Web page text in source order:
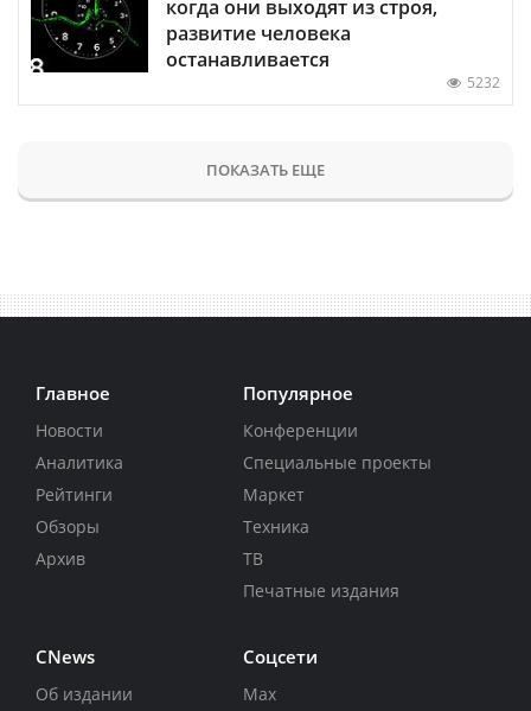
когда они выходят из строя,
развитие человека
останавливается
5232
ПОКАЗАТЬ ЕЩЕ
Главное
Новости
Аналитика
Рейтинги
Обзоры
Архив
Популярное
Конференции
Специальные проекты
Маркет
Техника
ТВ
Печатные издания
CNews
Об издании
Соцсети
Max